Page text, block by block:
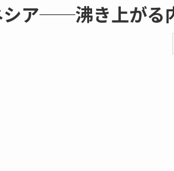
ア──沸き上がる